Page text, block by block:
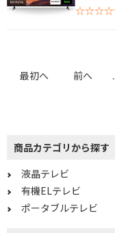
最初へ 前へ
商品カテゴリから探す
液晶テレビ
有機ELテレビ
ポータブルテレビ